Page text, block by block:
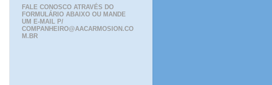
FALE CONOSCO ATRAVÉS DO
FORMULÁRIO ABAIXO OU MANDE
UM E-MAIL P/
COMPANHEIRO@AACARMOSION.CO
M.BR